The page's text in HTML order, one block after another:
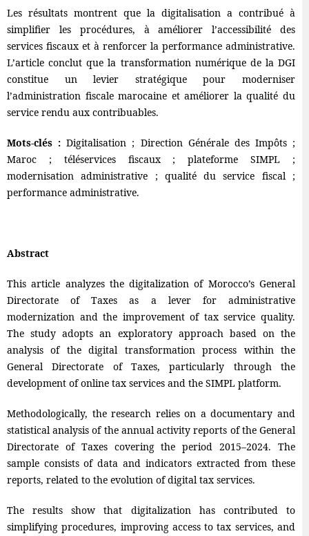
Les résultats montrent que la digitalisation a contribué à
simplifier les procédures, à améliorer l’accessibilité des
services fiscaux et à renforcer la performance administrative.
L’article conclut que la transformation numérique de la DGI
constitue un levier stratégique pour moderniser
l’administration fiscale marocaine et améliorer la qualité du
service rendu aux contribuables.
Mots-clés : Digitalisation ; Direction Générale des Impôts ;
Maroc ; téléservices fiscaux ; plateforme SIMPL ;
modernisation administrative ; qualité du service fiscal ;
performance administrative.
Abstract
This article analyzes the digitalization of Morocco’s General
Directorate of Taxes as a lever for administrative
modernization and the improvement of tax service quality.
The study adopts an exploratory approach based on the
analysis of the digital transformation process within the
General Directorate of Taxes, particularly through the
development of online tax services and the SIMPL platform.
Methodologically, the research relies on a documentary and
statistical analysis of the annual activity reports of the General
Directorate of Taxes covering the period 2015–2024. The
sample consists of data and indicators extracted from these
reports, related to the evolution of digital tax services.
The results show that digitalization has contributed to
simplifying procedures, improving access to tax services, and